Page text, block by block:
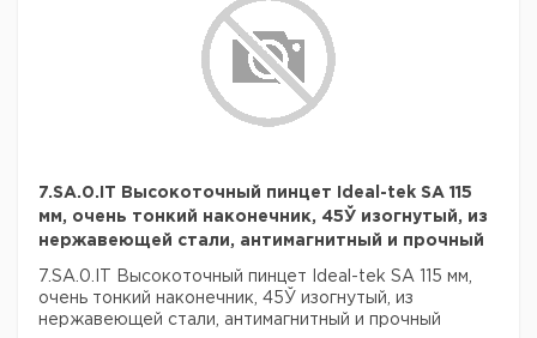
7.SA.0.IT Высокоточный пинцет Ideal-tek SA 115
мм, очень тонкий наконечник, 45Ў изогнутый, из
нержавеющей стали, антимагнитный и прочный
7.SA.0.IT Высокоточный пинцет Ideal-tek SA 115 мм,
очень тонкий наконечник, 45Ў изогнутый, из
нержавеющей стали, антимагнитный и прочный